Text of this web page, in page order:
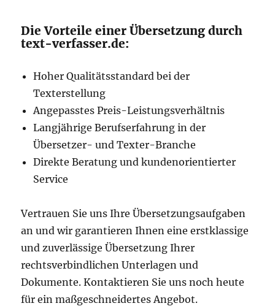
Die Vorteile einer Übersetzung durch
text-verfasser.de:
Hoher Qualitätsstandard bei der
Texterstellung
Angepasstes Preis-Leistungsverhältnis
Langjährige Berufserfahrung in der
Übersetzer- und Texter-Branche
Direkte Beratung und kundenorientierter
Service
Vertrauen Sie uns Ihre Übersetzungsaufgaben
an und wir garantieren Ihnen eine erstklassige
und zuverlässige Übersetzung Ihrer
rechtsverbindlichen Unterlagen und
Dokumente. Kontaktieren Sie uns noch heute
für ein maßgeschneidertes Angebot.